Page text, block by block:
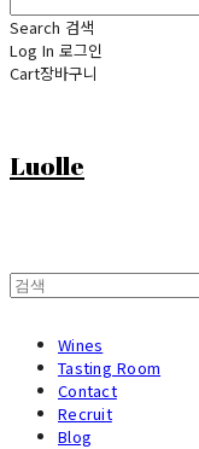
Search 검색
Log In 로그인
Cart장바구니
Luolle
Wines
Tasting Room
Contact
Recruit
Blog